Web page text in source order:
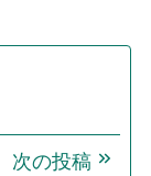
次の投稿